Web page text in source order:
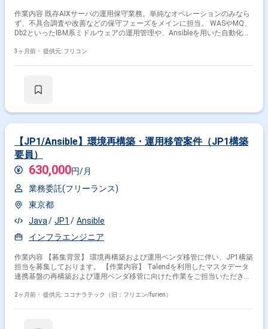
作業内容 既存AIXサーバの運用保守業務。単純なオペレーションのみなら
ず、不具合調査や改善などの保守フェーズをメインに担当。 WASやMQ、
Db2といったIBM系ミドルウェアの運用管理や、Ansibleを用いた自動化、
3ヶ月前・ 提供元: フリコン
【JP1/Ansible】環境再構築・運用移管案件（JP1構築
要員）
630,000円/月
業務委託(フリーランス)
東京都
Java
JP1
Ansible
インフラエンジニア
作業内容 【募集背景】 環境再構築および運用ベンダ移管に伴い、JP1構築
担当を募集しております。 【作業内容】 Talendを利用したマスタデータ
連携基盤の再構築および運用ベンダ移管に向けた作業をご担当いただきま
を行います。 JP1-IM担当の方には、JP1-IMによる監視設計・構築、REST
2ヶ月前・ 提供元: ココナラテック（旧：フリエン/furien）